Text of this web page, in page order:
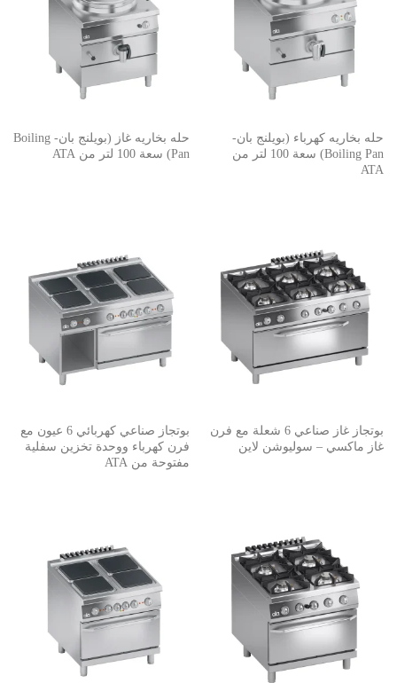
حله بخاريه كهرباء (بويلنج بان-
Boiling Pan) سعة 100 لتر من
ATA
حله بخاريه غاز (بويلنج بان- Boiling
Pan) سعة 100 لتر من ATA
بوتجاز غاز صناعي 6 شعلة مع فرن
غاز ماكسي – سوليوشن لاين
بوتجاز صناعي كهربائي 6 عيون مع
فرن كهرباء ووحدة تخزين سفلية
مفتوحة من ATA